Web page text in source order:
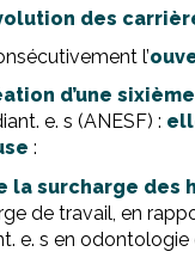
des
l’
d’une
e. s (ANESF) :
:
la surcharge des
de travail, en
e. s en odontologie